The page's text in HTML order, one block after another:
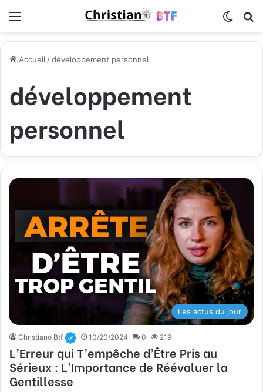
Accueil /développement personnel
développement
personnel
Les actus du jour
Christiano Btf 10/20/2024 0 219
L’Erreur qui T’empêche d’Être Pris au
Sérieux : L’Importance de Réévaluer la
Gentillesse